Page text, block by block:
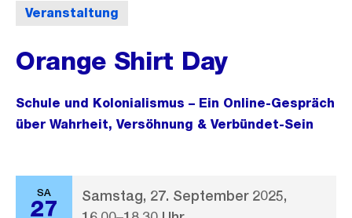
Veranstaltung
Orange Shirt Day
Schule und Kolonialismus – Ein Online-Gespräch
über Wahrheit, Versöhnung & Verbündet-Sein
SA
27
Samstag, 27. September 2025,